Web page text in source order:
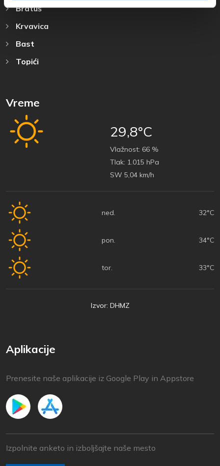
Bratuš
Krvavica
Bast
Topići
Vreme
29,8°C
Vlažnost: 66 %
Tlak: 1.015 hPa
SW 5,04 km/h
ned. 32°C
pon. 34°C
tor. 33°C
Izvor: DHMZ
Aplikacije
Prenesite naše aplikacije iz Google Play in Appstore
Izpolnite anketo in izboljšajte naše mesto